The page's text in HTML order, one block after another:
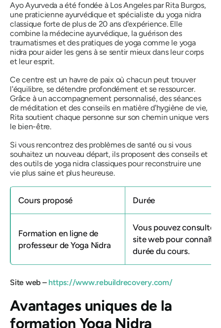
Ayo Ayurveda a été fondée à Los Angeles par Rita Burgos,
une praticienne ayurvédique et spécialiste du yoga nidra
classique forte de plus de 20 ans d'expérience. Elle
combine la médecine ayurvédique, la guérison des
traumatismes et des pratiques de yoga comme le yoga
nidra pour aider les gens à se sentir mieux dans leur corps
et leur esprit.
Ce centre est un havre de paix où chacun peut trouver
l'équilibre, se détendre profondément et se ressourcer.
Grâce à un accompagnement personnalisé, des séances
de méditation et des conseils en matière d'hygiène de vie,
Rita soutient chaque personne sur son chemin unique vers
le bien-être.
Si vous rencontrez des problèmes de santé ou si vous
souhaitez un nouveau départ, ils proposent des conseils et
des outils de yoga nidra classiques pour reconstruire une
vie plus saine et plus heureuse.
Cours proposé Durée
Formation en ligne de
professeur de Yoga Nidra
Vous pouvez consulter
site web pour
durée du cours.
Site web –https://www.rebuildrecovery.com/
Avantages uniques de la
formation Yoga Nidra